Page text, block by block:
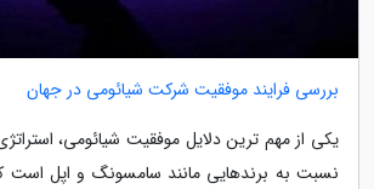
بررسی فرایند موفقیت شرکت شیائومی در جهان
یکی از مهم ترین دلایل موفقیت شیائومی،
نسبت به برندهایی مانند سامسونگ و اپل است